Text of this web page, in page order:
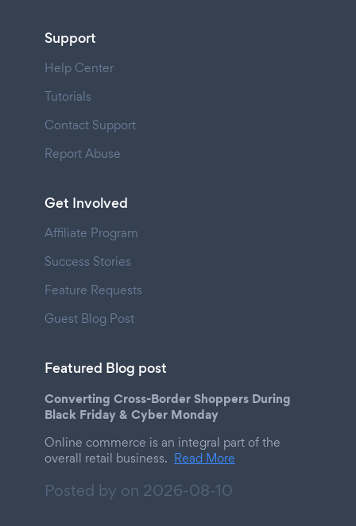
Support
Help Center
Tutorials
Contact Support
Report Abuse
Get Involved
Affiliate Program
Success Stories
Feature Requests
Guest Blog Post
Featured Blog post
Converting Cross-Border Shoppers During
Black Friday & Cyber Monday
Online commerce is an integral part of the
overall retail business. Read More
Posted by on 2026-08-10